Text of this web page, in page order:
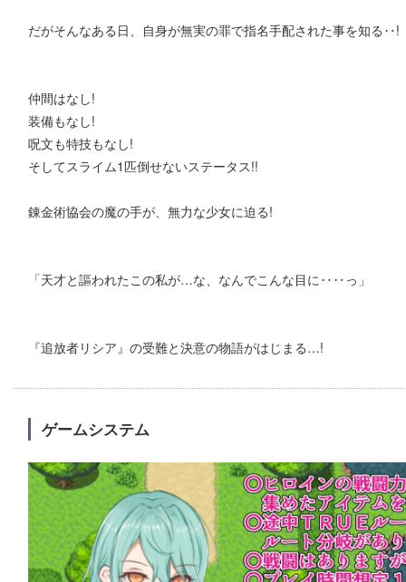
だがそんなある日、自身が無実の罪で指名手配された事を知る‥!
仲間はなし!
装備もなし!
呪文も特技もなし!
そしてスライム1匹倒せないステータス!!
錬金術協会の魔の手が、無力な少女に迫る!
「天才と謳われたこの私が…な、なんでこんな目に‥‥っ」
『追放者リシア』の受難と決意の物語がはじまる…!
ゲームシステム